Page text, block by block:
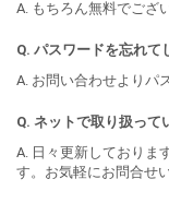
A. もちろん無料でござ
Q. パスワードを忘れて
A. お問い合わせよりパ
Q. ネットで取り扱って
A. 日々更新しておりま
す。お気軽にお問合せ